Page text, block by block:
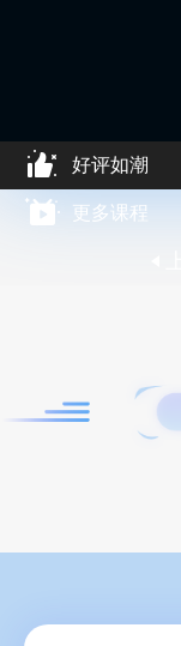
好评如潮
更多课程